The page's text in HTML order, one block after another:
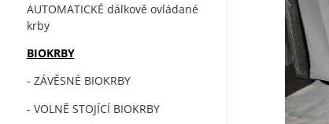
AUTOMATICKÉ dálkově ovládané
krby
BIOKRBY
- ZÁVĚSNÉ BIOKRBY
- VOLNĚ STOJÍCÍ BIOKRBY